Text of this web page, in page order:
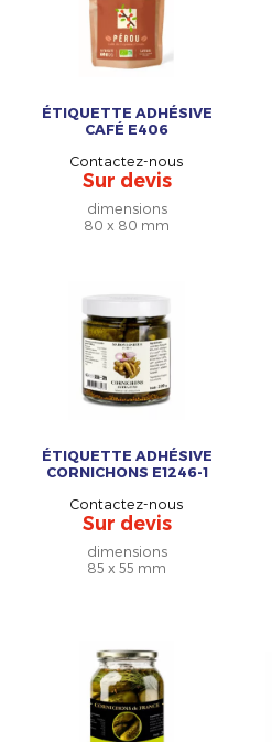
ÉTIQUETTE ADHÉSIVE
CAFÉ E406
Contactez-nous
Sur devis
dimensions
80 x 80 mm
ÉTIQUETTE ADHÉSIVE
CORNICHONS E1246-1
Contactez-nous
Sur devis
dimensions
85 x 55 mm